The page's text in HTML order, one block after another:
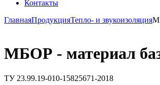
Контакты
ГлавнаяПродукцияТепло- и звукоизоляция
МБОР - материал
ТУ 23.99.19-010-15825671-2018